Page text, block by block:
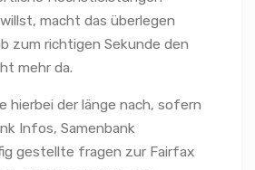
macht das überlegen
zum richtigen Sekunde den
mehr da.
hierbei der länge nach, sofern
Infos, Samenbank
gestellte fragen zur Fairfax